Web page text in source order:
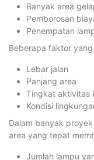
Banyak area
Pemborosan
Penempatan
Beberapa faktor
Lebar jalan
Panjang area
Tingkat aktivitas
Kondisi
Dalam banyak
area yang tepat
Jumlah lampu